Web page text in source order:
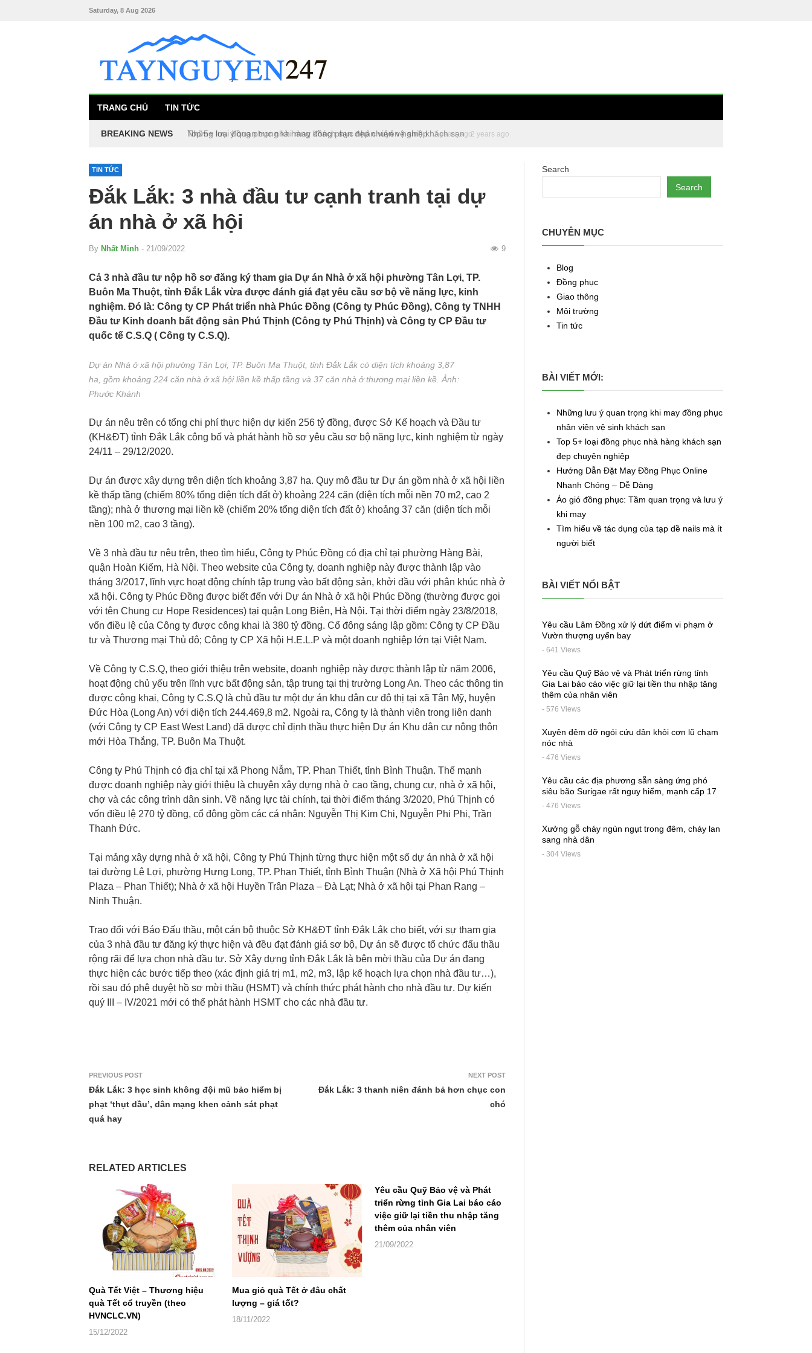
Saturday, 8 Aug 2026
TRANG CHỦ TIN TỨC
BREAKING NEWS Top 5+ loại đồng phục nhà hàng khách sạn đẹp chuyên nghiệp 2 years ago
TIN TỨC
Đắk Lắk: 3 nhà đầu tư cạnh tranh tại dự
án nhà ở xã hội
By Nhất Minh - 21/09/2022 9
Cả 3 nhà đầu tư nộp hồ sơ đăng ký tham gia Dự án Nhà ở xã hội phường Tân Lợi, TP.
Buôn Ma Thuột, tỉnh Đắk Lắk vừa được đánh giá đạt yêu cầu sơ bộ về năng lực, kinh
nghiệm. Đó là: Công ty CP Phát triển nhà Phúc Đồng (Công ty Phúc Đồng), Công ty TNHH
Đầu tư Kinh doanh bất động sản Phú Thịnh (Công ty Phú Thịnh) và Công ty CP Đầu tư
quốc tế C.S.Q ( Công ty C.S.Q).
Dự án Nhà ở xã hội phường Tân Lợi, TP. Buôn Ma Thuột, tỉnh Đắk Lắk có diện tích khoảng 3,87
ha, gồm khoảng 224 căn nhà ở xã hội liền kề thấp tầng và 37 căn nhà ở thương mại liền kề. Ảnh:
Phước Khánh
Dự án nêu trên có tổng chi phí thực hiện dự kiến 256 tỷ đồng, được Sở Kế hoạch và Đầu tư
(KH&ĐT) tỉnh Đắk Lắk công bố và phát hành hồ sơ yêu cầu sơ bộ năng lực, kinh nghiệm từ ngày
24/11 – 29/12/2020.
Dự án được xây dựng trên diện tích khoảng 3,87 ha. Quy mô đầu tư Dự án gồm nhà ở xã hội liền
kề thấp tầng (chiếm 80% tổng diện tích đất ở) khoảng 224 căn (diện tích mỗi nền 70 m2, cao 2
tầng); nhà ở thương mại liền kề (chiếm 20% tổng diện tích đất ở) khoảng 37 căn (diện tích mỗi
nền 100 m2, cao 3 tầng).
Về 3 nhà đầu tư nêu trên, theo tìm hiểu, Công ty Phúc Đồng có địa chỉ tại phường Hàng Bài,
quận Hoàn Kiếm, Hà Nội. Theo website của Công ty, doanh nghiệp này được thành lập vào
tháng 3/2017, lĩnh vực hoạt động chính tập trung vào bất động sản, khởi đầu với phân khúc nhà ở
xã hội. Công ty Phúc Đồng được biết đến với Dự án Nhà ở xã hội Phúc Đồng (thường được gọi
với tên Chung cư Hope Residences) tại quận Long Biên, Hà Nội. Tại thời điểm ngày 23/8/2018,
vốn điều lệ của Công ty được công khai là 380 tỷ đồng. Cổ đông sáng lập gồm: Công ty CP Đầu
tư và Thương mại Thủ đô; Công ty CP Xã hội H.E.L.P và một doanh nghiệp lớn tại Việt Nam.
Về Công ty C.S.Q, theo giới thiệu trên website, doanh nghiệp này được thành lập từ năm 2006,
hoạt động chủ yếu trên lĩnh vực bất động sản, tập trung tại thị trường Long An. Theo các thông tin
được công khai, Công ty C.S.Q là chủ đầu tư một dự án khu dân cư đô thị tại xã Tân Mỹ, huyện
Đức Hòa (Long An) với diện tích 244.469,8 m2. Ngoài ra, Công ty là thành viên trong liên danh
(với Công ty CP East West Land) đã được chỉ định thầu thực hiện Dự án Khu dân cư nông thôn
mới Hòa Thắng, TP. Buôn Ma Thuột.
Công ty Phú Thịnh có địa chỉ tại xã Phong Nẫm, TP. Phan Thiết, tỉnh Bình Thuận. Thế mạnh
được doanh nghiệp này giới thiệu là chuyên xây dựng nhà ở cao tầng, chung cư, nhà ở xã hội,
chợ và các công trình dân sinh. Về năng lực tài chính, tại thời điểm tháng 3/2020, Phú Thịnh có
vốn điều lệ 270 tỷ đồng, cổ đông gồm các cá nhân: Nguyễn Thị Kim Chi, Nguyễn Phi Phi, Trần
Thanh Đức.
Tại mảng xây dựng nhà ở xã hội, Công ty Phú Thịnh từng thực hiện một số dự án nhà ở xã hội
tại đường Lê Lợi, phường Hưng Long, TP. Phan Thiết, tỉnh Bình Thuận (Nhà ở Xã hội Phú Thịnh
Plaza – Phan Thiết); Nhà ở xã hội Huyền Trân Plaza – Đà Lạt; Nhà ở xã hội tại Phan Rang –
Ninh Thuận.
Trao đổi với Báo Đấu thầu, một cán bộ thuộc Sở KH&ĐT tỉnh Đắk Lắk cho biết, với sự tham gia
của 3 nhà đầu tư đăng ký thực hiện và đều đạt đánh giá sơ bộ, Dự án sẽ được tổ chức đấu thầu
rộng rãi để lựa chọn nhà đầu tư. Sở Xây dựng tỉnh Đắk Lắk là bên mời thầu của Dự án đang
thực hiện các bước tiếp theo (xác định giá trị m1, m2, m3, lập kế hoạch lựa chọn nhà đầu tư…),
rồi sau đó phê duyệt hồ sơ mời thầu (HSMT) và chính thức phát hành cho nhà đầu tư. Dự kiến
quý III – IV/2021 mới có thể phát hành HSMT cho các nhà đầu tư.
PREVIOUS POST
Đắk Lắk: 3 học sinh không đội mũ bảo hiểm bị
phạt ‘thụt dầu’, dân mạng khen cảnh sát phạt
quá hay
NEXT POST
Đắk Lắk: 3 thanh niên đánh bả hơn chục con
chó
RELATED ARTICLES
Quà Tết Việt – Thương hiệu
quà Tết cổ truyền (theo
HVNCLC.VN)
15/12/2022
Mua giỏ quà Tết ở đâu chất
lượng – giá tốt?
18/11/2022
Yêu cầu Quỹ Bảo vệ và Phát
triển rừng tỉnh Gia Lai báo cáo
việc giữ lại tiền thu nhập tăng
thêm của nhân viên
21/09/2022
Search
Search
CHUYÊN MỤC
Blog
Đồng phục
Giao thông
Môi trường
Tin tức
BÀI VIẾT MỚI:
Những lưu ý quan trọng khi may đồng phục
nhân viên vệ sinh khách sạn
Top 5+ loại đồng phục nhà hàng khách sạn
đẹp chuyên nghiệp
Hướng Dẫn Đặt May Đồng Phục Online
Nhanh Chóng – Dễ Dàng
Áo gió đồng phục: Tầm quan trọng và lưu ý
khi may
Tìm hiểu về tác dụng của tạp dề nails mà ít
người biết
BÀI VIẾT NỔI BẬT
Yêu cầu Lâm Đồng xử lý dứt điểm vi phạm ở
Vườn thượng uyển bay
- 641 Views
Yêu cầu Quỹ Bảo vệ và Phát triển rừng tỉnh
Gia Lai báo cáo việc giữ lại tiền thu nhập tăng
thêm của nhân viên
- 576 Views
Xuyên đêm dỡ ngói cứu dân khỏi cơn lũ chạm
nóc nhà
- 476 Views
Yêu cầu các địa phương sẵn sàng ứng phó
siêu bão Surigae rất nguy hiểm, mạnh cấp 17
- 476 Views
Xưởng gỗ cháy ngùn ngụt trong đêm, cháy lan
sang nhà dân
- 304 Views